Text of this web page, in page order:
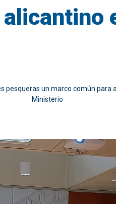
pesqueras un marco común
Ministerio